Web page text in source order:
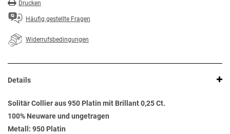
Drucken
Häufig gestellte Fragen
Widerrufsbedingungen
Details
Solitär Collier aus 950 Platin mit Brillant 0,25 Ct.
100% Neuware und ungetragen
Metall: 950 Platin